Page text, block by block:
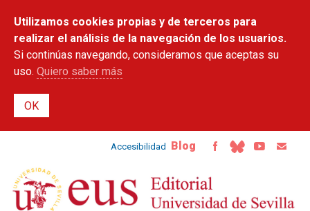
contenido
principal
Utilizamos cookies propias y de terceros para
realizar el análisis de la navegación de los usuarios.
Si continúas navegando, consideramos que aceptas su
uso. Quiero saber más
Accesibilidad Blog